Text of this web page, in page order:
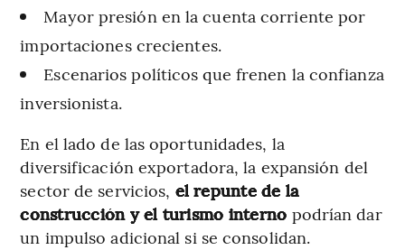
Mayor presión en la cuenta corriente por
importaciones crecientes.
Escenarios políticos que frenen la confianza
inversionista.
En el lado de las oportunidades, la
diversificación exportadora, la expansión del
sector de servicios, el repunte de la
construcción y el turismo interno podrían dar
un impulso adicional si se consolidan.